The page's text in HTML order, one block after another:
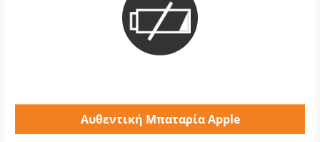
Αυθεντική Μπαταρία Apple